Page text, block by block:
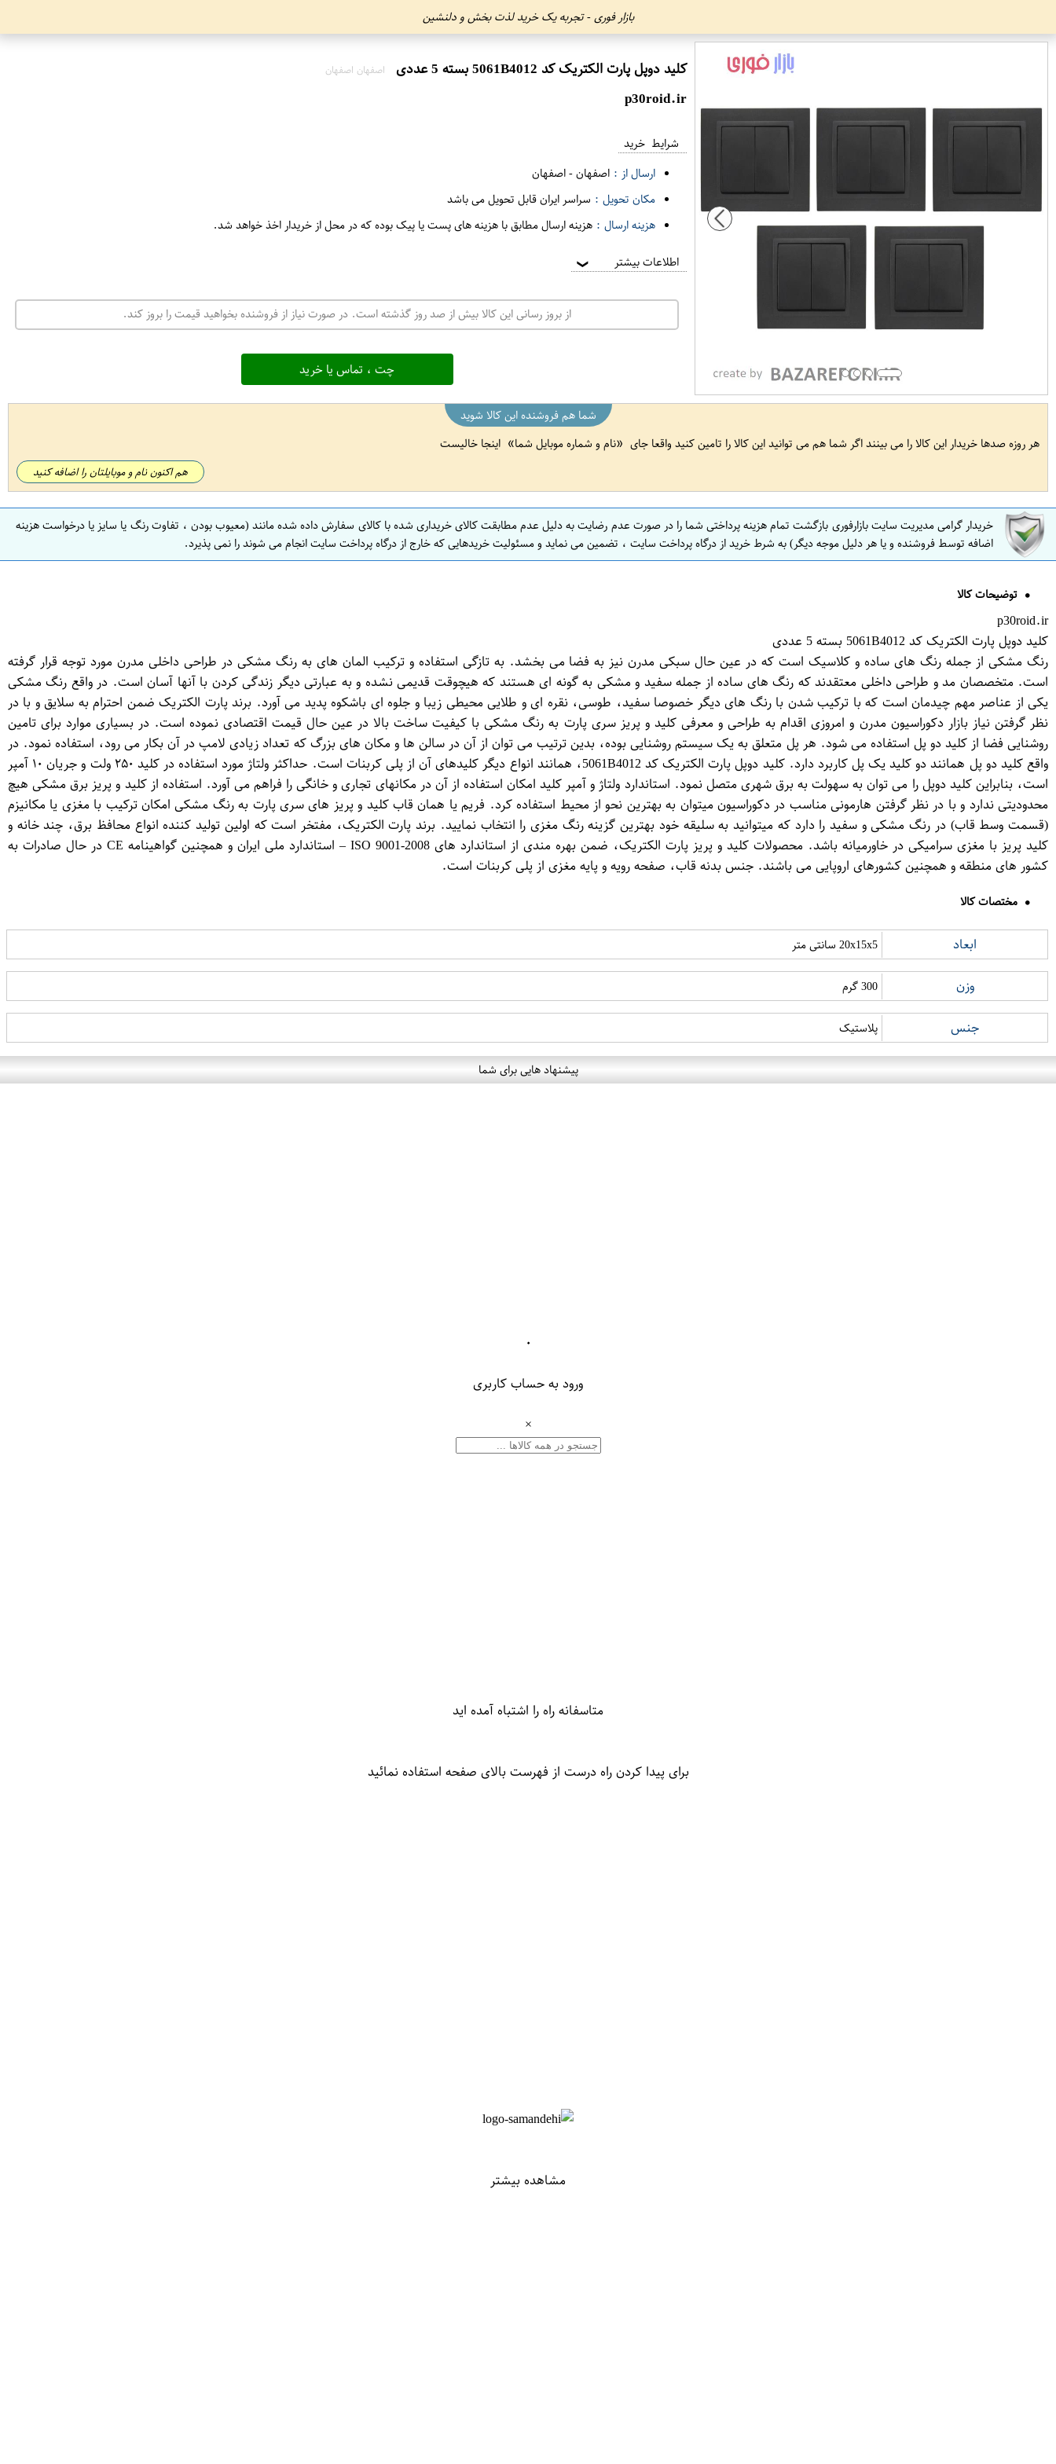
بازار فوری - تجربه یک خرید لذت بخش و دلنشین
کلید دوپل پارت الکتریک کد 5061B4012 بسته 5 عددی اصفهان اصفهان
p30roid.ir
شرایط خرید
ارسال از : اصفهان-اصفهان
مکان تحویل : سراسر ایران قابل تحویل می باشد
هزینه ارسال : هزینه ارسال مطابق با هزینه های پست یا پیک بوده که در محل از خریدار اخذ خواهد شد.
اطلاعات بیشتر ❯
از بروز رسانی این کالا بیش از صد روز گذشته است. در صورت نیاز از فروشنده بخواهید قیمت را بروز کند.
چت ، تماس یا خرید
شما هم فروشنده این کالا شوید
هر روزه صدها خریدار این کالا را می بینند اگر شما هم می توانید این کالا را تامین کنید واقعا جای
نام و شماره موبایل شما اینجا خالیست
هم اکنون نام و موبایلتان را اضافه کنید
خریدار گرامی مدیریت سایت بازارفوری بازگشت تمام هزینه پرداختی شما را در صورت عدم رضایت به دلیل عدم مطابقت کالای خریداری شده با کالای سفارش داده شده مانند (معیوب بودن ، تفاوت رنگ یا سایز یا درخواست هزینه
اضافه توسط فروشنده و یا هر دلیل موجه دیگر) به شرط خرید از درگاه پرداخت سایت ، تضمین می نماید و مسئولیت خریدهایی که خارج از درگاه پرداخت سایت انجام می شوند را نمی پذیرد.
توضیحات کالا
p30roid.ir
کلید دوپل پارت الکتریک کد 5061B4012 بسته 5 عددی
رنگ مشکی از جمله رنگ های ساده و کلاسیک است که در عین حال سبکی مدرن نیز به فضا می بخشد. به تازگی استفاده و ترکیب المان های به رنگ مشکی در طراحی داخلی مدرن مورد توجه قرار گرفته
است. متخصصان مد و طراحی داخلی معتقدند که رنگ های ساده از جمله سفید و مشکی به گونه ای هستند که هیچوقت قدیمی نشده و به عبارتی دیگر زندگی کردن با آنها آسان است. در واقع رنگ مشکی
یکی از عناصر مهم چیدمان است که با ترکیب شدن با رنگ های دیگر خصوصا سفید، طوسی، نقره ای و طلایی محیطی زیبا و جلوه ای باشکوه پدید می آورد. برند پارت الکتریک ضمن احترام به سلایق و با در
نظر گرفتن نیاز بازار دکوراسیون مدرن و امروزی اقدام به طراحی و معرفی کلید و پریز سری پارت به رنگ مشکی با کیفیت ساخت بالا در عین حال قیمت اقتصادی نموده است. در بسیاری موارد برای تامین
روشنایی فضا از کلید دو پل استفاده می شود. هر پل متعلق به یک سیستم روشنایی بوده، بدین ترتیب می توان از آن در سالن ها و مکان های بزرگ که تعداد زیادی لامپ در آن بکار می رود، استفاده نمود. در
واقع کلید دو پل همانند دو کلید یک پل کاربرد دارد. کلید دوپل پارت الکتریک کد 5061B4012، همانند انواع دیگر کلیدهای آن از پلی کربنات است. حداکثر ولتاژ مورد استفاده در کلید ۲۵۰ ولت و جریان ۱۰ آمپر
است، بنابراین کلید دوپل را می توان به سهولت به برق شهری متصل نمود. استاندارد ولتاژ و آمپر کلید امکان استفاده از آن در مکانهای تجاری و خانگی را فراهم می آورد. استفاده از کلید و پریز برق مشکی هیچ
محدودیتی ندارد و با در نظر گرفتن هارمونی مناسب در دکوراسیون میتوان به بهترین نحو از محیط استفاده کرد. فریم یا همان قاب کلید و پریز های سری پارت به رنگ مشکی امکان ترکیب با مغزی یا مکانیزم
(قسمت وسط قاب) در رنگ مشکی و سفید را دارد که میتوانید به سلیقه خود بهترین گزینه رنگ مغزی را انتخاب نمایید. برند پارت الکتریک، مفتخر است که اولین تولید کننده انواع محافظ برق، چند خانه و
کلید پریز با مغزی سرامیکی در خاورمیانه باشد. محصولات کلید و پریز پارت الکتریک، ضمن بهره مندی از استاندارد های ISO 9001-2008 – استاندارد ملی ایران و همچنین گواهینامه CE در حال صادرات به
کشور های منطقه و همچنین کشورهای اروپایی می باشند. جنس بدنه قاب، صفحه رویه و پایه مغزی از پلی کربنات است.
مختصات کالا
ابعاد 20x15x5 سانتی متر
وزن 300 گرم
جنس پلاستیک
پیشنهاد هایی برای شما
۰
ورود به حساب کاربری
×
متاسفانه راه را اشتباه آمده اید
برای پیدا کردن راه درست از فهرست بالای صفحه استفاده نمائید
مشاهده بیشتر